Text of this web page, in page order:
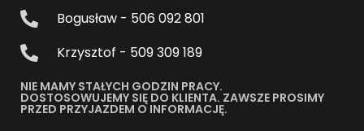
Bogusław - 506 092 801
Krzysztof - 509 309 189
NIE MAMY STAŁYCH GODZIN PRACY.
DOSTOSOWUJEMY SIĘ DO KLIENTA. ZAWSZE PROSIMY
PRZED PRZYJAZDEM O INFORMACJĘ.